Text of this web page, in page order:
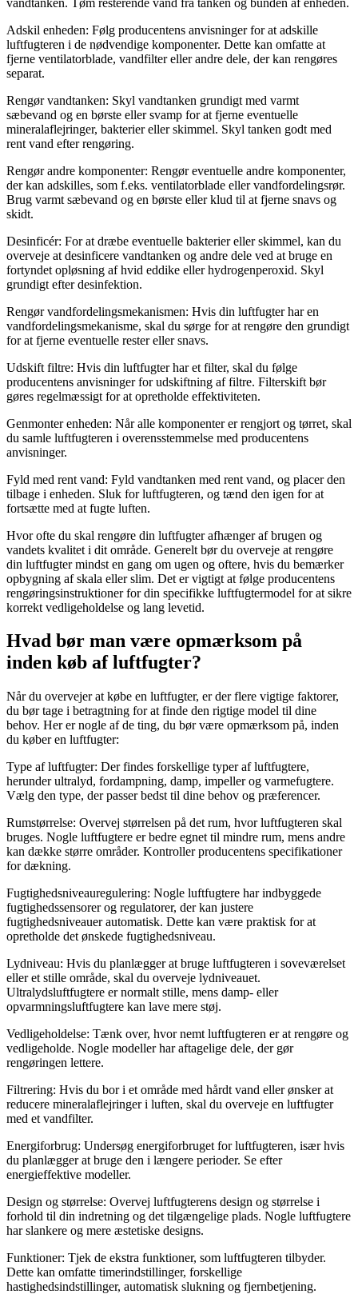
Adskil enheden: Følg producentens anvisninger for at adskille
luftfugteren i de nødvendige komponenter. Dette kan omfatte at
fjerne ventilatorblade, vandfilter eller andre dele, der kan rengøres
separat.
Rengør vandtanken: Skyl vandtanken grundigt med varmt
sæbevand og en børste eller svamp for at fjerne eventuelle
mineralaflejringer, bakterier eller skimmel. Skyl tanken godt med
rent vand efter rengøring.
Rengør andre komponenter: Rengør eventuelle andre komponenter,
der kan adskilles, som f.eks. ventilatorblade eller vandfordelingsrør.
Brug varmt sæbevand og en børste eller klud til at fjerne snavs og
skidt.
Desinficér: For at dræbe eventuelle bakterier eller skimmel, kan du
overveje at desinficere vandtanken og andre dele ved at bruge en
fortyndet opløsning af hvid eddike eller hydrogenperoxid. Skyl
grundigt efter desinfektion.
Rengør vandfordelingsmekanismen: Hvis din luftfugter har en
vandfordelingsmekanisme, skal du sørge for at rengøre den grundigt
for at fjerne eventuelle rester eller snavs.
Udskift filtre: Hvis din luftfugter har et filter, skal du følge
producentens anvisninger for udskiftning af filtre. Filterskift bør
gøres regelmæssigt for at opretholde effektiviteten.
Genmonter enheden: Når alle komponenter er rengjort og tørret, skal
du samle luftfugteren i overensstemmelse med producentens
anvisninger.
Fyld med rent vand: Fyld vandtanken med rent vand, og placer den
tilbage i enheden. Sluk for luftfugteren, og tænd den igen for at
fortsætte med at fugte luften.
Hvor ofte du skal rengøre din luftfugter afhænger af brugen og
vandets kvalitet i dit område. Generelt bør du overveje at rengøre
din luftfugter mindst en gang om ugen og oftere, hvis du bemærker
opbygning af skala eller slim. Det er vigtigt at følge producentens
rengøringsinstruktioner for din specifikke luftfugtermodel for at sikre
korrekt vedligeholdelse og lang levetid.
Hvad bør man være opmærksom på
inden køb af luftfugter?
Når du overvejer at købe en luftfugter, er der flere vigtige faktorer,
du bør tage i betragtning for at finde den rigtige model til dine
behov. Her er nogle af de ting, du bør være opmærksom på, inden
du køber en luftfugter:
Type af luftfugter: Der findes forskellige typer af luftfugtere,
herunder ultralyd, fordampning, damp, impeller og varmefugtere.
Vælg den type, der passer bedst til dine behov og præferencer.
Rumstørrelse: Overvej størrelsen på det rum, hvor luftfugteren skal
bruges. Nogle luftfugtere er bedre egnet til mindre rum, mens andre
kan dække større områder. Kontroller producentens specifikationer
for dækning.
Fugtighedsniveauregulering: Nogle luftfugtere har indbyggede
fugtighedssensorer og regulatorer, der kan justere
fugtighedsniveauer automatisk. Dette kan være praktisk for at
opretholde det ønskede fugtighedsniveau.
Lydniveau: Hvis du planlægger at bruge luftfugteren i soveværelset
eller et stille område, skal du overveje lydniveauet.
Ultralydsluftfugtere er normalt stille, mens damp- eller
opvarmningsluftfugtere kan lave mere støj.
Vedligeholdelse: Tænk over, hvor nemt luftfugteren er at rengøre og
vedligeholde. Nogle modeller har aftagelige dele, der gør
rengøringen lettere.
Filtrering: Hvis du bor i et område med hårdt vand eller ønsker at
reducere mineralaflejringer i luften, skal du overveje en luftfugter
med et vandfilter.
Energiforbrug: Undersøg energiforbruget for luftfugteren, især hvis
du planlægger at bruge den i længere perioder. Se efter
energieffektive modeller.
Design og størrelse: Overvej luftfugterens design og størrelse i
forhold til din indretning og det tilgængelige plads. Nogle luftfugtere
har slankere og mere æstetiske designs.
Funktioner: Tjek de ekstra funktioner, som luftfugteren tilbyder.
Dette kan omfatte timerindstillinger, forskellige
hastighedsindstillinger, automatisk slukning og fjernbetjening.